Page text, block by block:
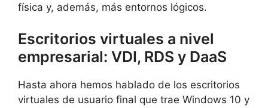
física y, además, más entornos lógicos.
Escritorios virtuales a nivel
empresarial: VDI, RDS y DaaS
Hasta ahora hemos hablado de los escritorios
virtuales de usuario final que trae Windows 10 y